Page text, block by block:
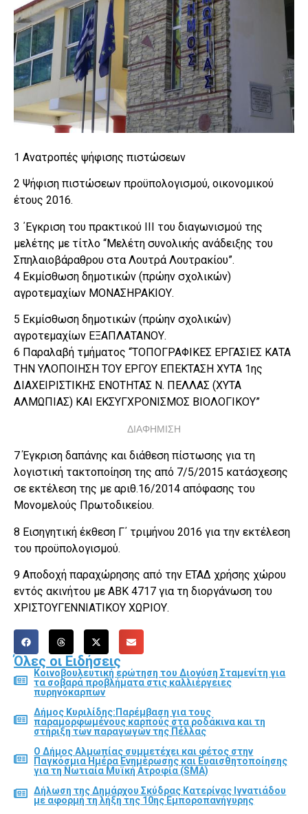
1 Ανατροπές ψήφισης πιστώσεων
2 Ψήφιση πιστώσεων προϋπολογισμού, οικονομικού
έτους 2016.
3 ΄Εγκριση του πρακτικού ΙΙΙ του διαγωνισμού της
μελέτης με τίτλο “Μελέτη συνολικής ανάδειξης του
Σπηλαιοβάραθρου στα Λουτρά Λουτρακίου”.
4 Εκμίσθωση δημοτικών (πρώην σχολικών)
αγροτεμαχίων ΜΟΝΑΣΗΡΑΚΙΟΥ.
5 Εκμίσθωση δημοτικών (πρώην σχολικών)
αγροτεμαχίων ΕΞΑΠΛΑΤΑΝΟΥ.
6 Παραλαβή τμήματος “ΤΟΠΟΓΡΑΦΙΚΕΣ ΕΡΓΑΣΙΕΣ ΚΑΤΑ
ΤΗΝ ΥΛΟΠΟΙΗΣΗ ΤΟΥ ΕΡΓΟΥ ΕΠΕΚΤΑΣΗ ΧΥΤΑ 1ης
ΔΙΑΧΕΙΡΙΣΤΙΚΗΣ ΕΝΟΤΗΤΑΣ Ν. ΠΕΛΛΑΣ (ΧΥΤΑ
ΑΛΜΩΠΙΑΣ) ΚΑΙ ΕΚΣΥΓΧΡΟΝΙΣΜΟΣ ΒΙΟΛΟΓΙΚΟΥ”
ΔΙΑΦΗΜΙΣΗ
7 Έγκριση δαπάνης και διάθεση πίστωσης για τη
λογιστική τακτοποίηση της από 7/5/2015 κατάσχεσης
σε εκτέλεση της με αριθ.16/2014 απόφασης του
Μονομελούς Πρωτοδικείου.
8 Εισηγητική έκθεση Γ΄ τριμήνου 2016 για την εκτέλεση
του προϋπολογισμού.
9 Αποδοχή παραχώρησης από την ΕΤΑΔ χρήσης χώρου
εντός ακινήτου με ΑΒΚ 4717 για τη διοργάνωση του
ΧΡΙΣΤΟΥΓΕΝΝΙΑΤΙΚΟΥ ΧΩΡΙΟΥ.
Όλες οι Ειδήσεις
Κοινοβουλευτική ερώτηση του Διονύση Σταμενίτη για
τα σοβαρά προβλήματα στις καλλιέργειες
πυρηνόκαρπων
Δήμος Κυριλίδης:Παρέμβαση για τους
παραμορφωμένους καρπούς στα ροδάκινα και τη
στήριξη των παραγωγών της Πέλλας
Ο Δήμος Αλμωπίας συμμετέχει και φέτος στην
Παγκόσμια Ημέρα Ενημέρωσης και Ευαισθητοποίησης
για τη Νωτιαία Μυϊκή Ατροφία (SMA)
Δήλωση της Δημάρχου Σκύδρας Κατερίνας Ιγνατιάδου
με αφορμή τη λήξη της 10ης Εμποροπανήγυρης